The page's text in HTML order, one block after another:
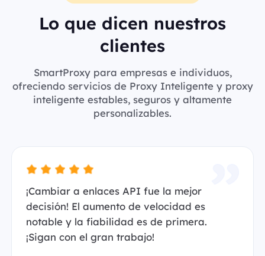
Lo que dicen nuestros
clientes
SmartProxy para empresas e individuos,
ofreciendo servicios de Proxy Inteligente y proxy
inteligente estables, seguros y altamente
personalizables.
¡Cambiar a enlaces API fue la mejor
decisión! El aumento de velocidad es
notable y la fiabilidad es de primera.
¡Sigan con el gran trabajo!